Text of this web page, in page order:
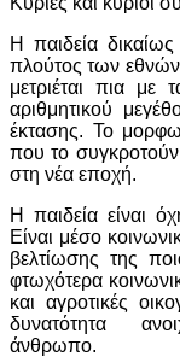
Η παιδεία
πλούτος των
μετριέται πια με
αριθμητικού
έκτασης. Το
που το συγκροτούν
στη νέα εποχή.
Η παιδεία είναι
Είναι μέσο
βελτίωσης της
φτωχότερα
και αγροτικές
δυνατότητα
άνθρωπο.